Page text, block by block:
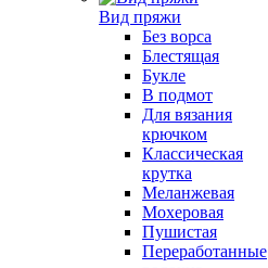
Вид пряжи
Без ворса
Блестящая
Букле
В подмот
Для вязания
крючком
Классическая
крутка
Меланжевая
Мохеровая
Пушистая
Переработанные